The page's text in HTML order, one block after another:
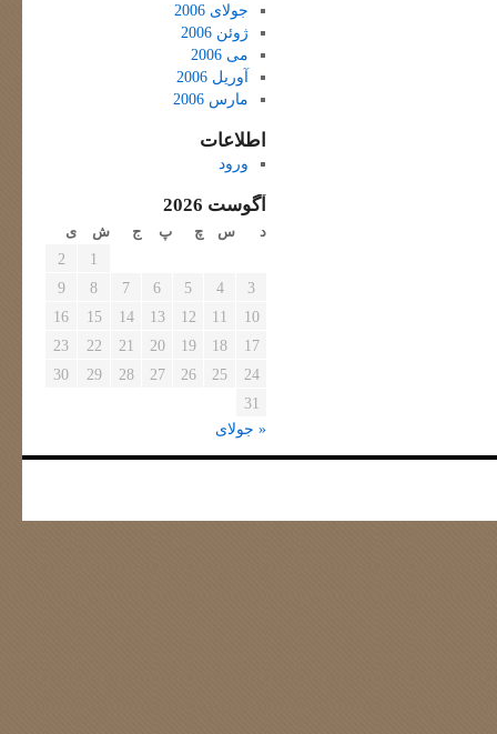
جولای 2006
ژوئن 2006
می 2006
آوریل 2006
مارس 2006
اطلاعات
ورود
آگوست 2026
د س چ پ ج ش ی
1
2
3
4
5
6
7
8
9
10
11
12
13
14
15
16
17
18
19
20
21
22
23
24
25
26
27
28
29
30
31
« جولای